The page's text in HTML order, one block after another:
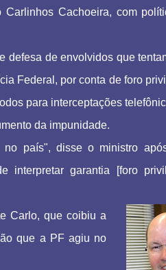
Carlinhos Cachoeira, com
defesa de envolvidos que
Federal, por conta de foro
para interceptações
da impunidade.
país", disse o ministro
interpretar garantia [foro
Carlo, que coibiu a
que a PF agiu no